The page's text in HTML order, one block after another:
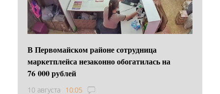
В Первомайском районе сотрудница
маркетплейса незаконно обогатилась на
76 000 рублей
10 августа 10:05